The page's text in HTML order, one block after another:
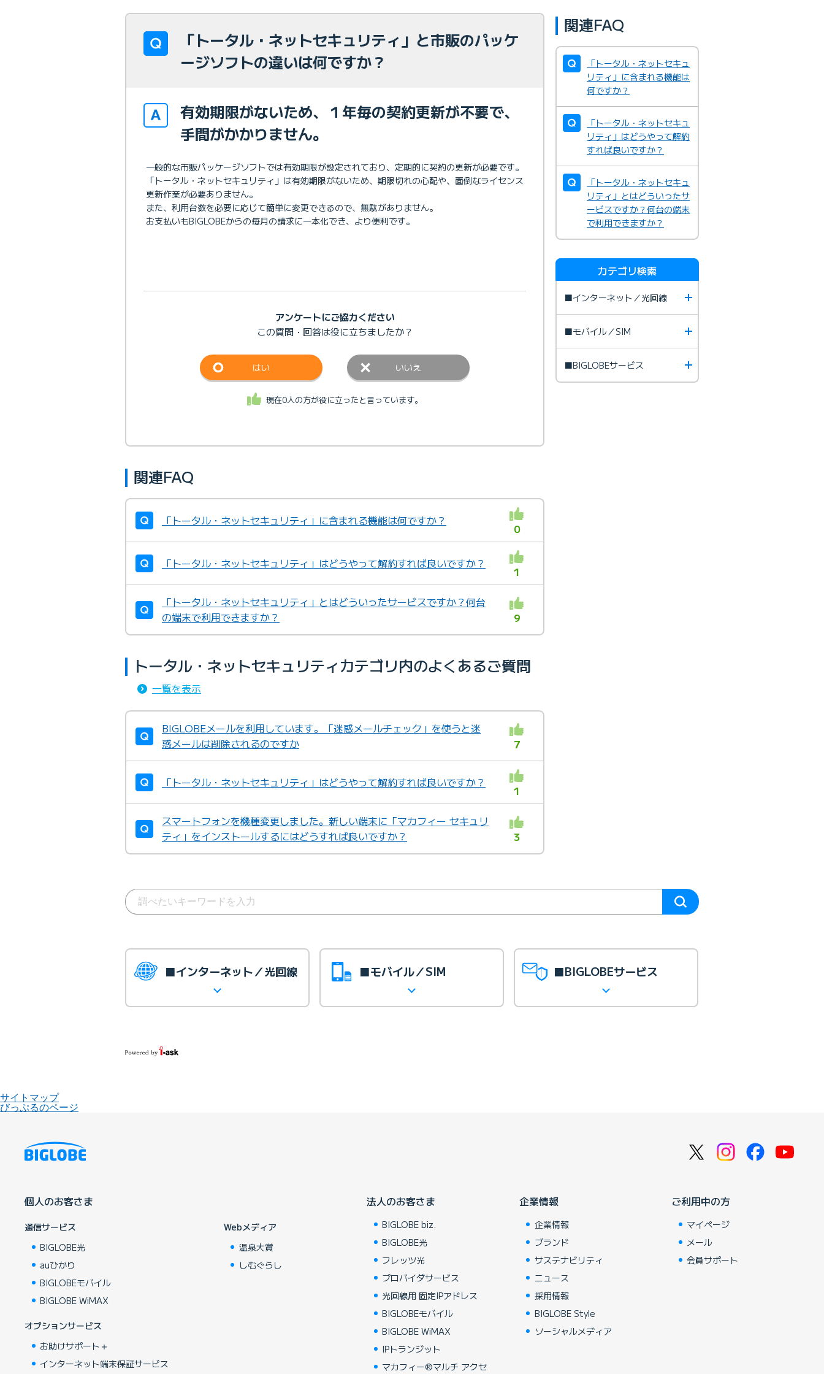
「トータル・ネットセキュリティ」と市販のパッケ
ージソフトの違いは何ですか？
有効期限がないため、１年毎の契約更新が不要で、
手間がかかりません。
一般的な市販パッケージソフトでは有効期限が設定されており、定期的に契約の更新が必要です。
「トータル・ネットセキュリティ」は有効期限がないため、期限切れの心配や、面倒なライセンス
更新作業が必要ありません。
また、利用台数を必要に応じて簡単に変更できるので、無駄がありません。
お支払いもBIGLOBEからの毎月の請求に一本化でき、より便利です。
アンケートにご協力ください
この質問・回答は役に立ちましたか？
はい いいえ
現在0人の方が役に立ったと言っています。
関連FAQ
「トータル・ネットセキュリティ」に含まれる機能は何ですか？
0
「トータル・ネットセキュリティ」はどうやって解約すれば良いですか？
1
「トータル・ネットセキュリティ」とはどういったサービスですか？何台
の端末で利用できますか？
9
トータル・ネットセキュリティカテゴリ内のよくあるご質問
一覧を表示
BIGLOBEメールを利用しています。「迷惑メールチェック」を使うと迷
惑メールは削除されるのですか
7
「トータル・ネットセキュリティ」はどうやって解約すれば良いですか？
1
スマートフォンを機種変更しました。新しい端末に「マカフィー セキュリ
ティ」をインストールするにはどうすれば良いですか？
3
関連FAQ
「トータル・ネットセキュ
リティ」に含まれる機能は
何ですか？
「トータル・ネットセキュ
リティ」はどうやって解約
すれば良いですか？
「トータル・ネットセキュ
リティ」とはどういったサ
ービスですか？何台の端末
で利用できますか？
カテゴリ検索
■インターネット／光回線
■モバイル／SIM
■BIGLOBEサービス
■インターネット／光回線 ■モバイル／SIM ■BIGLOBEサービス
サイトマップ
びっぷるのページ
個人のお客さま
通信サービス
BIGLOBE光
auひかり
BIGLOBEモバイル
BIGLOBE WiMAX
オプションサービス
お助けサポート＋
インターネット端末保証サービス
Webメディア
温泉大賞
しむぐらし
法人のお客さま
BIGLOBE biz.
BIGLOBE光
フレッツ光
プロバイダサービス
光回線用 固定IPアドレス
BIGLOBEモバイル
BIGLOBE WiMAX
IPトランジット
マカフィー®マルチ アクセ
企業情報
企業情報
ブランド
サステナビリティ
ニュース
採用情報
BIGLOBE Style
ソーシャルメディア
ご利用中の方
マイページ
メール
会員サポート